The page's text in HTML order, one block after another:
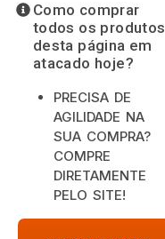
Como comprar
todos os produtos
desta página em
atacado hoje?
PRECISA DE
AGILIDADE NA
SUA COMPRA?
COMPRE
DIRETAMENTE
PELO SITE!